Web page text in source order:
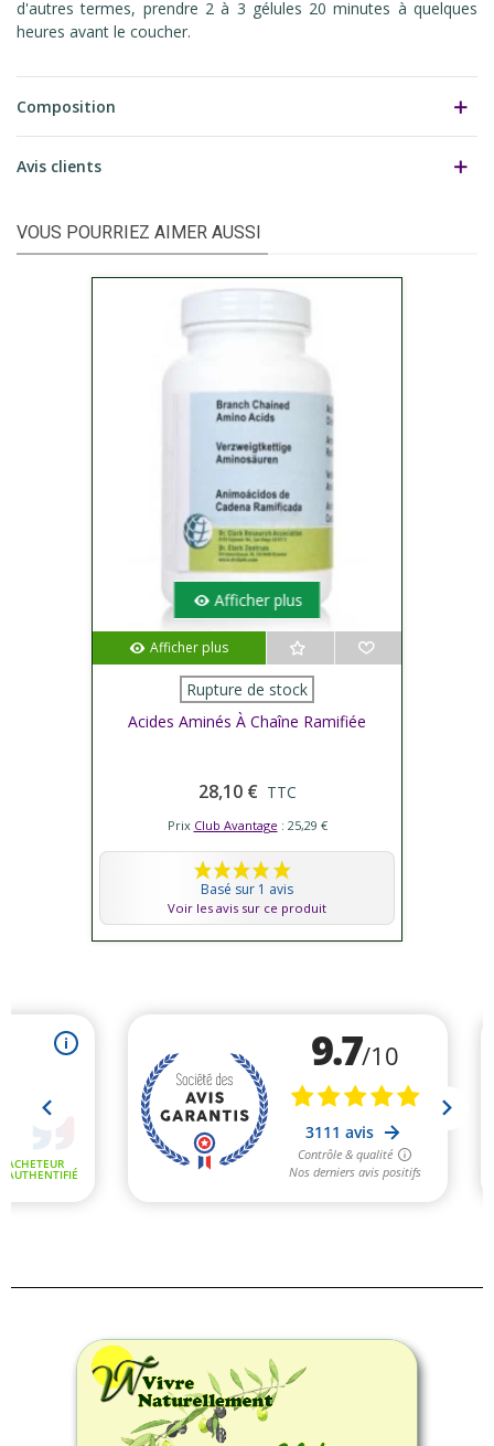
d'autres termes, prendre 2 à 3 gélules 20 minutes à quelques
heures avant le coucher.
Composition
Avis clients
VOUS POURRIEZ AIMER AUSSI
Afficher plus
Afficher plus
Rupture de stock
Acides Aminés À Chaîne Ramifiée
28,10 € TTC
Prix Club Avantage : 25,29 €
Basé sur 1 avis
Voir les avis sur ce produit